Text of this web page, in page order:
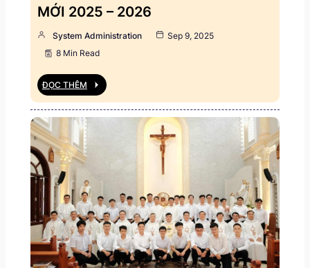
MỚI 2025 – 2026
System Administration
Sep 9, 2025
8 Min Read
ĐỌC THÊM